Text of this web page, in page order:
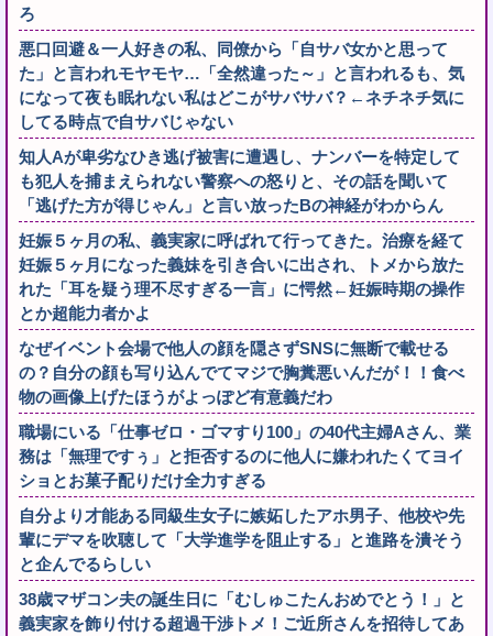
ろ
悪口回避＆一人好きの私、同僚から「自サバ女かと思って
た」と言われモヤモヤ…「全然違った～」と言われるも、気
になって夜も眠れない私はどこがサバサバ？←ネチネチ気に
してる時点で自サバじゃない
知人Aが卑劣なひき逃げ被害に遭遇し、ナンバーを特定して
も犯人を捕まえられない警察への怒りと、その話を聞いて
「逃げた方が得じゃん」と言い放ったBの神経がわからん
妊娠５ヶ月の私、義実家に呼ばれて行ってきた。治療を経て
妊娠５ヶ月になった義妹を引き合いに出され、トメから放た
れた「耳を疑う理不尽すぎる一言」に愕然←妊娠時期の操作
とか超能力者かよ
なぜイベント会場で他人の顔を隠さずSNSに無断で載せる
の？自分の顔も写り込んでてマジで胸糞悪いんだが！！食べ
物の画像上げたほうがよっぽど有意義だわ
職場にいる「仕事ゼロ・ゴマすり100」の40代主婦Aさん、業
務は「無理ですぅ」と拒否するのに他人に嫌われたくてヨイ
ショとお菓子配りだけ全力すぎる
自分より才能ある同級生女子に嫉妬したアホ男子、他校や先
輩にデマを吹聴して「大学進学を阻止する」と進路を潰そう
と企んでるらしい
38歳マザコン夫の誕生日に「むしゅこたんおめでとう！」と
義実家を飾り付ける超過干渉トメ！ご近所さんを招待してあ